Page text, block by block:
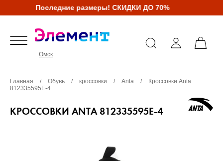
Последние размеры! СКИДКИ ДО 70%
Омск
Главная / Обувь / кроссовки / Anta /
Кроссовки Anta
812335595E-4
КРОССОВКИ ANTA 812335595E-4